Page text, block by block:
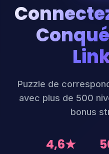
Puzzle de
avec plus de 500
bonus
4,6★